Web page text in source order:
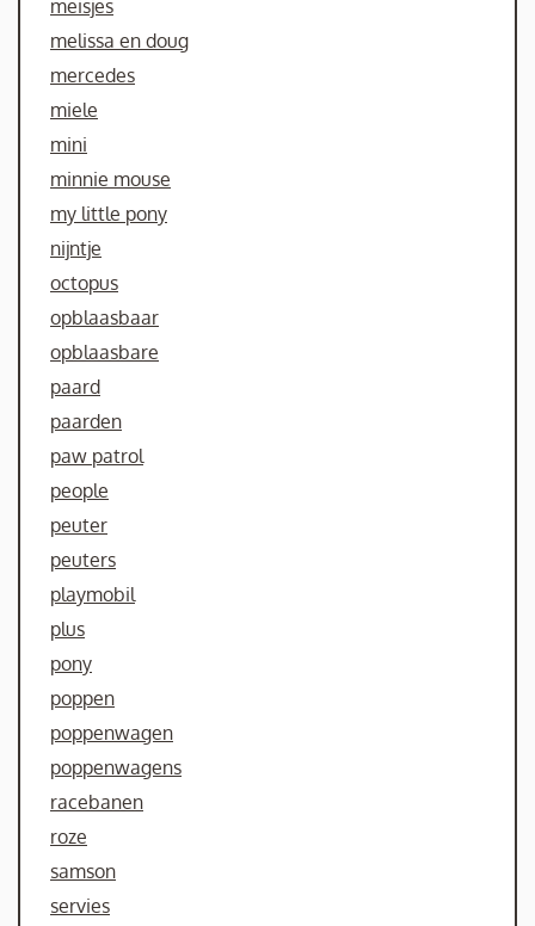
meisjes
melissa en doug
mercedes
miele
mini
minnie mouse
my little pony
nijntje
octopus
opblaasbaar
opblaasbare
paard
paarden
paw patrol
people
peuter
peuters
playmobil
plus
pony
poppen
poppenwagen
poppenwagens
racebanen
roze
samson
servies